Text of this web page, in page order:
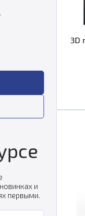
и
первыми.
3D